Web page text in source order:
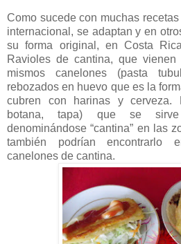
Como sucede con muchas
internacional, se adaptan y en
su forma original, en Costa
Ravioles de cantina, que
mismos canelones (pasta
rebozados en huevo que es la
cubren con harinas y cerveza.
botana, tapa) que se
denominándose “cantina” en las
también podrían encontrarlo
canelones de cantina.